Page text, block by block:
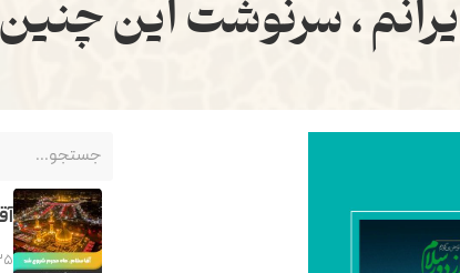
، سرنوشت این
۲۵